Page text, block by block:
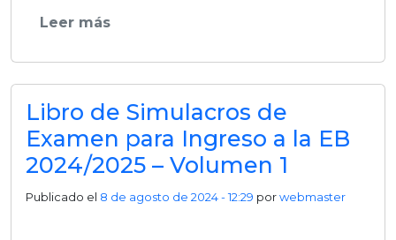
Leer más
Libro de Simulacros de
Examen para Ingreso a la EB
2024/2025 – Volumen 1
Publicado el 8 de agosto de 2024 - 12:29 porwebmaster